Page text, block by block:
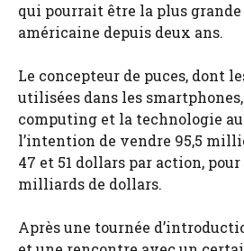
qui pourrait être la plus grande
américaine depuis deux ans.
Le concepteur de puces, dont
utilisées dans les
computing et la technologie
l’intention de vendre 95,5
47 et 51 dollars par action, pour
milliards de dollars.
Après une tournée